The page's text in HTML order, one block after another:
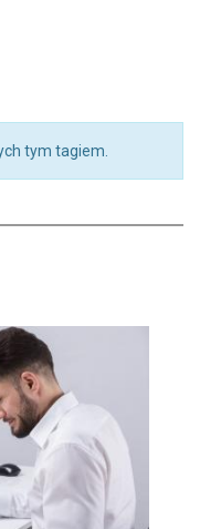
tym tagiem.